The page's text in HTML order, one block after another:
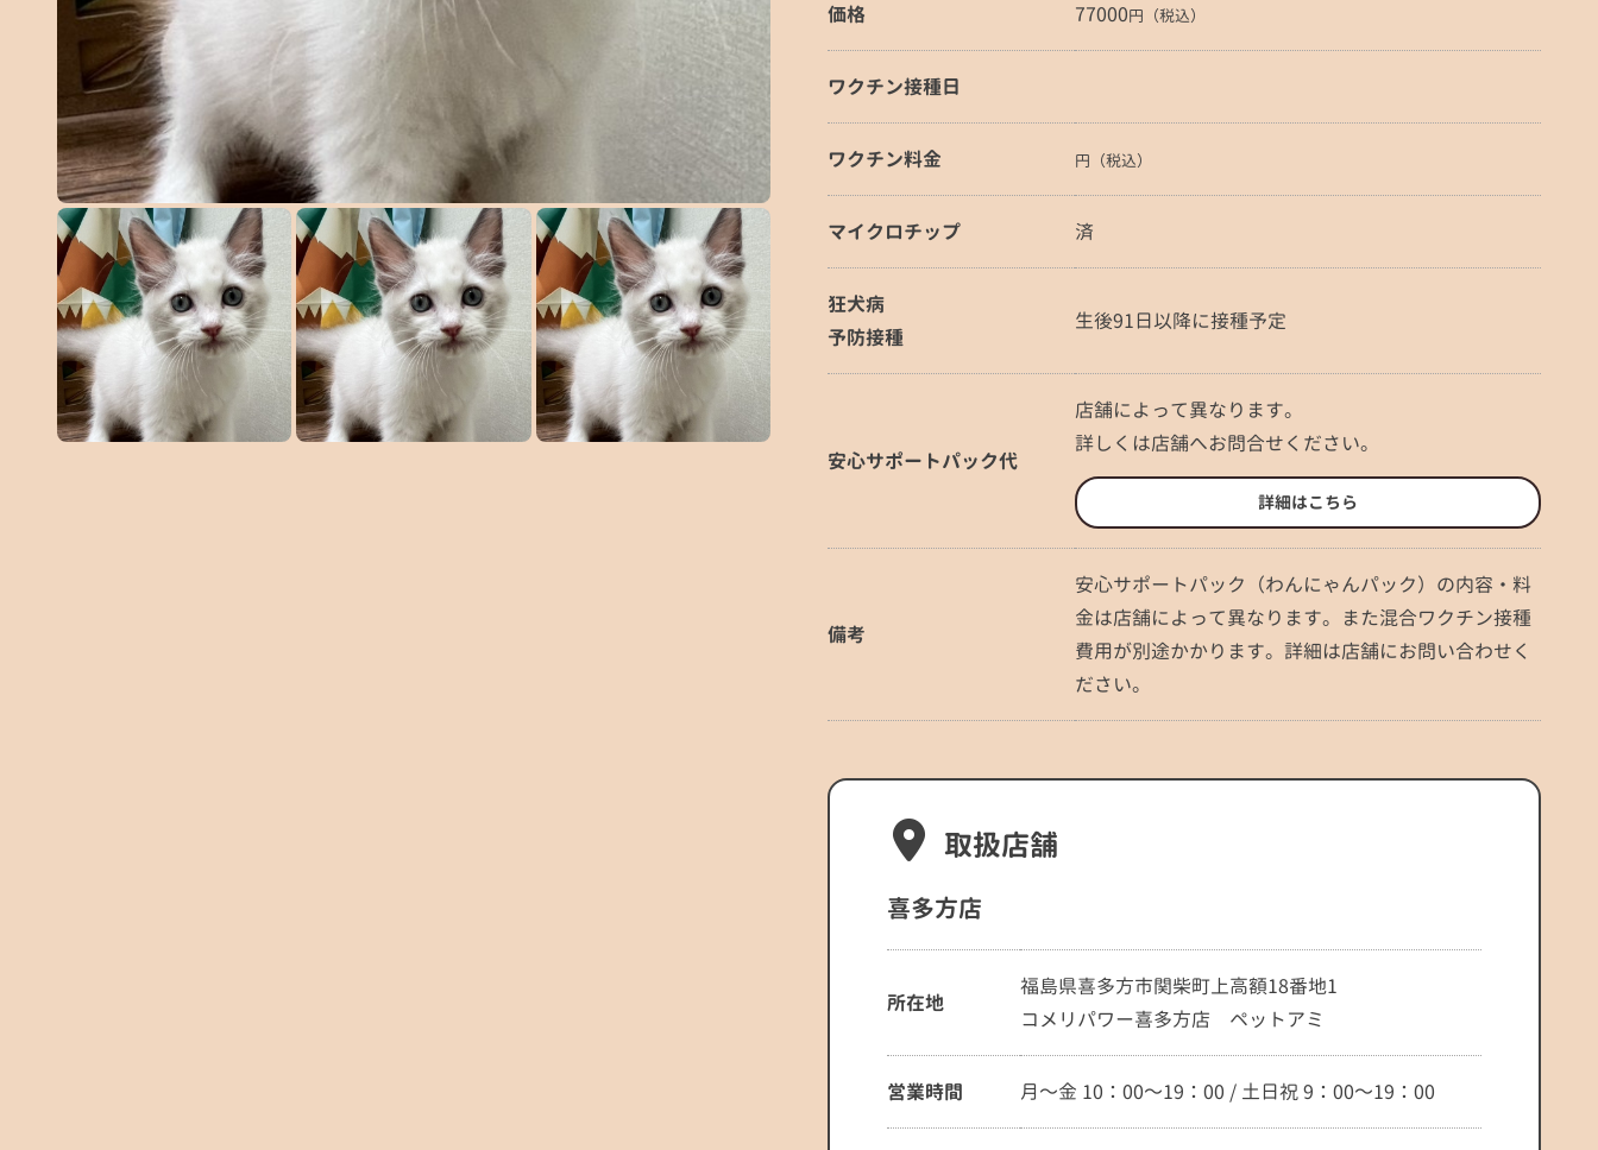
価格 77000円（税込）
ワクチン接種日
ワクチン料金 円（税込）
マイクロチップ 済
狂犬病
予防接種
生後91日以降に接種予定
安心サポートパック代
店舗によって異なります。
詳しくは店舗へお問合せください。
詳細はこちら
備考
安心サポートパック（わんにゃんパック）の内容・料
金は店舗によって異なります。また混合ワクチン接種
費用が別途かかります。詳細は店舗にお問い合わせく
ださい。
取扱店舗
喜多方店
所在地
福島県喜多方市関柴町上高額18番地1
コメリパワー喜多方店 ペットアミ
営業時間 月～金 10：00～19：00 / 土日祝 9：00～19：00